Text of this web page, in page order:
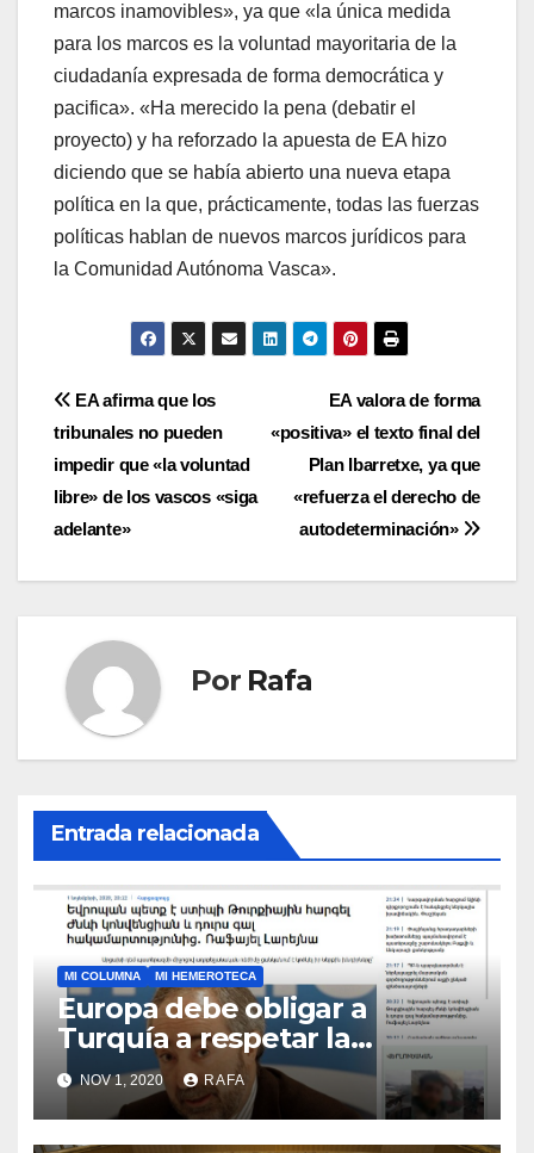
marcos inamovibles», ya que «la única medida
para los marcos es la voluntad mayoritaria de la
ciudadaní­a expresada de forma democrática y
pacifica». «Ha merecido la pena (debatir el
proyecto) y ha reforzado la apuesta de EA hizo
diciendo que se habí­a abierto una nueva etapa
polí­tica en la que, prácticamente, todas las fuerzas
polí­ticas hablan de nuevos marcos jurí­dicos para
la Comunidad Autónoma Vasca».
Navegación
de
entradas
EA valora de forma
«positiva» el texto final del
Plan Ibarretxe, ya que
«refuerza el derecho de
autodeterminación»
EA afirma que los
tribunales no pueden
impedir que «la voluntad
libre» de los vascos «siga
adelante»
Por Rafa
Entrada relacionada
MI COLUMNA MI HEMEROTECA
Europa debe obligar a
Turquí­a a respetar la
Convención de la ONU y
retirarse del conflicto.
NOV 1, 2020 RAFA